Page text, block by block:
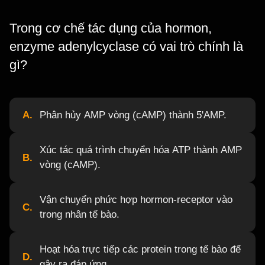
Trong cơ chế tác dụng của hormon,
enzyme adenylcyclase có vai trò chính là
gì?
A. Phân hủy AMP vòng (cAMP) thành 5'AMP.
B.
Xúc tác quá trình chuyển hóa ATP thành AMP
vòng (cAMP).
C.
Vận chuyển phức hợp hormon-receptor vào
trong nhân tế bào.
D.
Hoạt hóa trực tiếp các protein trong tế bào để